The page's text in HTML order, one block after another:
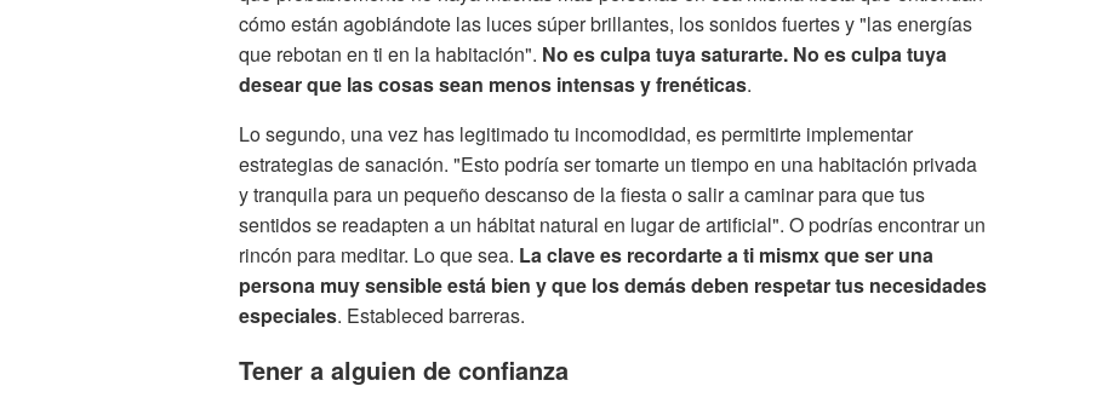
cómo están agobiándote las luces súper brillantes, los sonidos fuertes y "las energías
que rebotan en ti en la habitación". No es culpa tuya saturarte. No es culpa tuya
desear que las cosas sean menos intensas y frenéticas.
Lo segundo, una vez has legitimado tu incomodidad, es permitirte implementar
estrategias de sanación. "Esto podría ser tomarte un tiempo en una habitación privada
y tranquila para un pequeño descanso de la fiesta o salir a caminar para que tus
sentidos se readapten a un hábitat natural en lugar de artificial". O podrías encontrar un
rincón para meditar. Lo que sea. La clave es recordarte a ti mismx que ser una
persona muy sensible está bien y que los demás deben respetar tus necesidades
especiales. Estableced barreras.
Tener a alguien de confianza